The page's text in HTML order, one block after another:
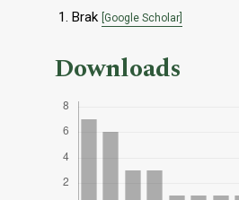
Brak [Google Scholar]
Downloads